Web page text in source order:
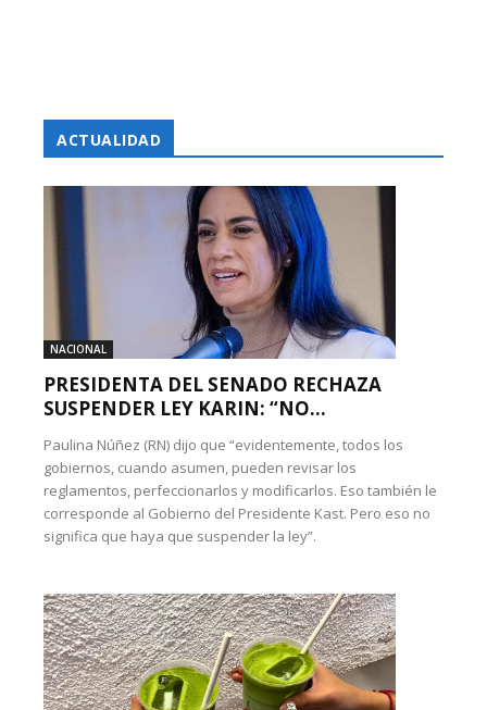
ACTUALIDAD
NACIONAL
PRESIDENTA DEL SENADO RECHAZA
SUSPENDER LEY KARIN: “NO...
Paulina Núñez (RN) dijo que “evidentemente, todos los
gobiernos, cuando asumen, pueden revisar los
reglamentos, perfeccionarlos y modificarlos. Eso también le
corresponde al Gobierno del Presidente Kast. Pero eso no
significa que haya que suspender la ley”.